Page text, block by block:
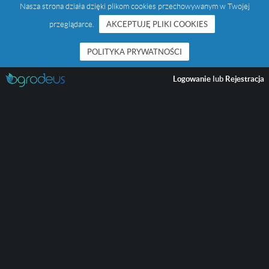
Nasza strona działa dzięki plikom cookies przechowywanym w Twojej
przeglądarce.
AKCEPTUJĘ PLIKI COOKIES
POLITYKA PRYWATNOŚCI
Logowanie lub Rejestracja